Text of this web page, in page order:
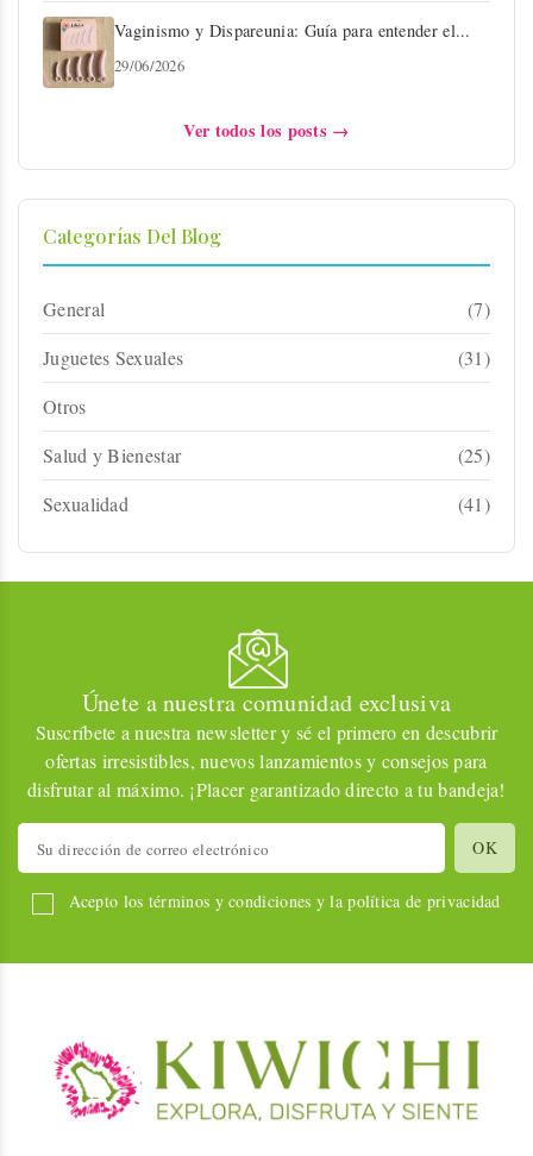
Vaginismo y Dispareunia: Guía para entender el...
29/06/2026
Ver todos los posts →
Categorías Del Blog
General
(7)
Juguetes Sexuales
(31)
Otros
Salud y Bienestar
(25)
Sexualidad
(41)
Únete a nuestra comunidad exclusiva
Suscríbete a nuestra newsletter y sé el primero en descubrir
ofertas irresistibles, nuevos lanzamientos y consejos para
disfrutar al máximo. ¡Placer garantizado directo a tu bandeja!
Acepto los términos y condiciones y la política de privacidad